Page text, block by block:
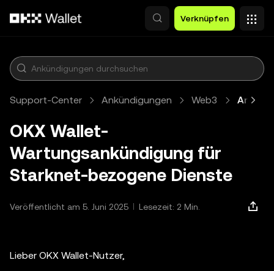
Verknüpfen
Support-Center Ankündigungen Web3 Artikel
OKX Wallet-
Wartungsankündigung für
Starknet-bezogene Dienste
Veröffentlicht am 5. Juni 2025 Lesezeit: 2 Min.
Lieber OKX Wallet-Nutzer,